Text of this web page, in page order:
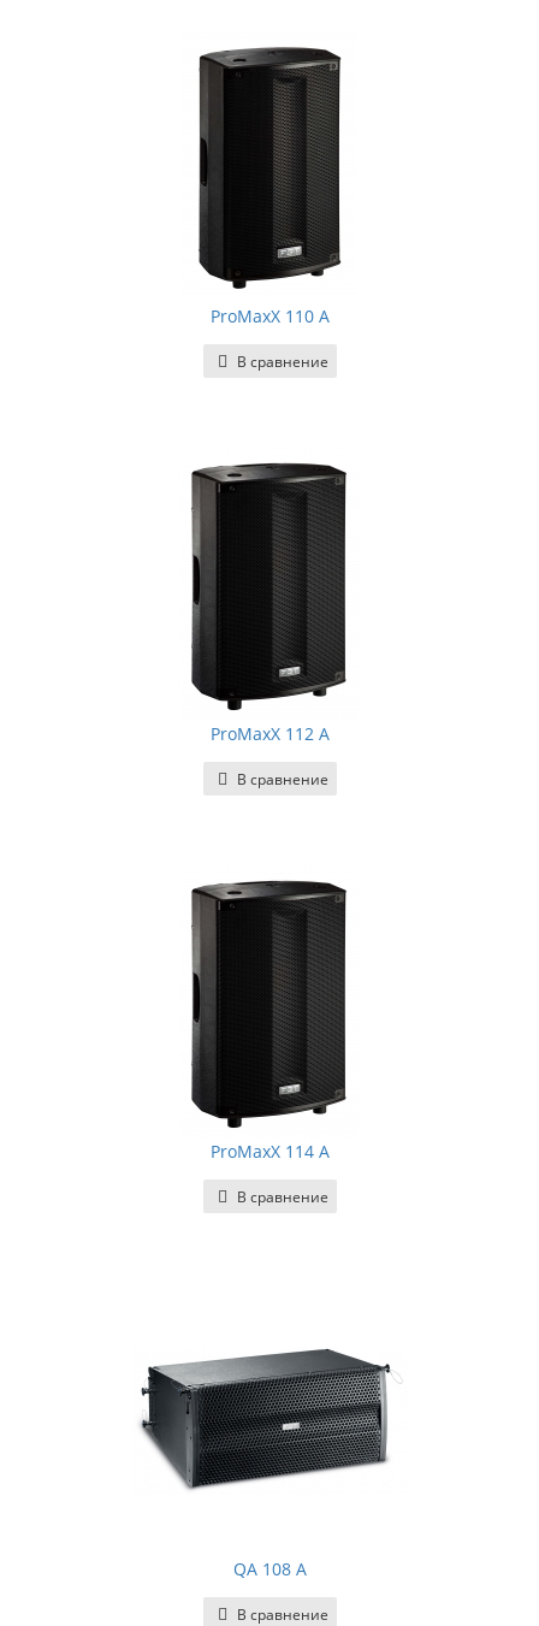
ProMaxX 110 A
В сравнение
ProMaxX 112 A
В сравнение
ProMaxX 114 A
В сравнение
QA 108 A
В сравнение